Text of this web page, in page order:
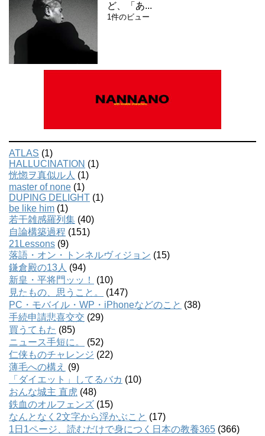
ど、「あ...
1件のビュー
ATLAS (1)
HALLUCINATION (1)
恍惚ヲ真似ル人 (1)
master of none (1)
DUPING DELIGHT (1)
be like him (1)
若干雑感羅列集 (40)
自論構築過程 (151)
21Lessons (9)
落語・オン・トンネルヴィジョン (15)
鎌倉殿の13人 (94)
新皇・平将門ッッ！
(10)
見たもの、思うこと。
(147)
PC・モバイル・WP・iPhoneなどのこと (38)
手続申請悲喜交交 (29)
買うてもた (85)
ニュース手短に。
(52)
仁侠ものチャレンジ (22)
薄毛への構え (9)
「ダイエット」してるバカ (10)
おんな城主 直虎 (48)
鉄血のオルフェンズ (15)
なんとなく2文字から浮かぶこと (17)
1日1ページ、読むだけで身につく日本の教養365 (366)